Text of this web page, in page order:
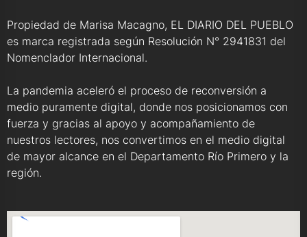
Propiedad de Marisa Macagno, EL DIARIO DEL PUEBLO
es marca registrada según Resolución N° 2941831 del
Nomenclador Internacional.
La pandemia aceleró el proceso de reconversión a
medio puramente digital, donde nos posicionamos con
fuerza y gracias al apoyo y acompañamiento de
nuestros lectores, nos convertimos en el medio digital
de mayor alcance en el Departamento Río Primero y la
región.